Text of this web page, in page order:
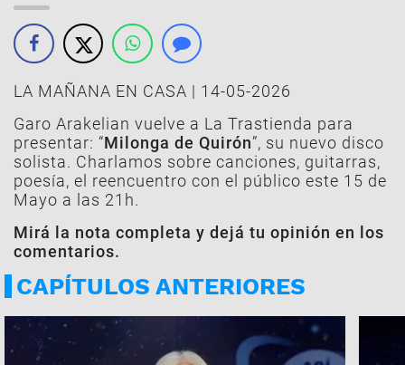
LA MAÑANA EN CASA | 14-05-2026
Garo Arakelian vuelve a La Trastienda para
presentar: “Milonga de Quirón”, su nuevo disco
solista. Charlamos sobre canciones, guitarras,
poesía, el reencuentro con el público este 15 de
Mayo a las 21h.
Mirá la nota completa y dejá tu opinión en los
comentarios.
CAPÍTULOS ANTERIORES